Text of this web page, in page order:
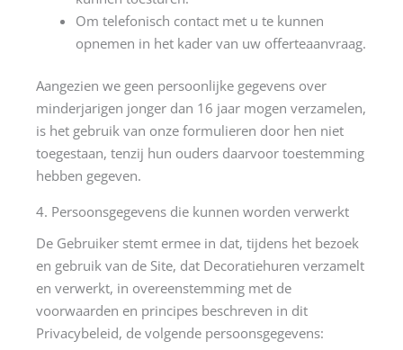
Om telefonisch contact met u te kunnen
opnemen in het kader van uw offerteaanvraag.
Aangezien we geen persoonlijke gegevens over
minderjarigen jonger dan 16 jaar mogen verzamelen,
is het gebruik van onze formulieren door hen niet
toegestaan, tenzij hun ouders daarvoor toestemming
hebben gegeven.
4. Persoonsgegevens die kunnen worden verwerkt
De Gebruiker stemt ermee in dat, tijdens het bezoek
en gebruik van de Site, dat Decoratiehuren verzamelt
en verwerkt, in overeenstemming met de
voorwaarden en principes beschreven in dit
Privacybeleid, de volgende persoonsgegevens: